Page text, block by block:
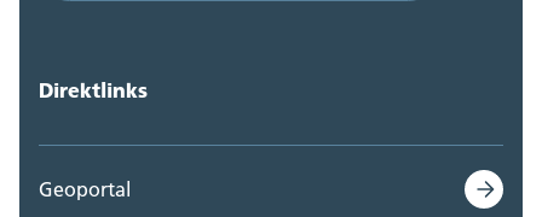
Direktlinks
Geoportal